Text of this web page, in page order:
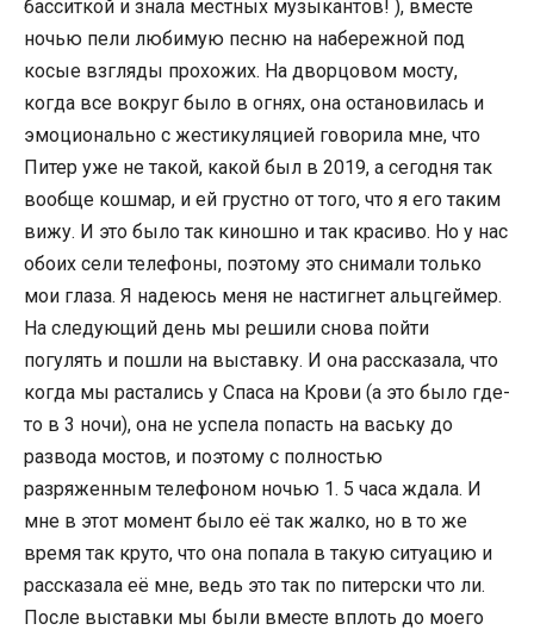
басситкой и знала местных музыкантов! ), вместе
ночью пели любимую песню на набережной под
косые взгляды прохожих. На дворцовом мосту,
когда все вокруг было в огнях, она остановилась и
эмоционально с жестикуляцией говорила мне, что
Питер уже не такой, какой был в 2019, а сегодня так
вообще кошмар, и ей грустно от того, что я его таким
вижу. И это было так киношно и так красиво. Но у нас
обоих сели телефоны, поэтому это снимали только
мои глаза. Я надеюсь меня не настигнет альцгеймер.
На следующий день мы решили снова пойти
погулять и пошли на выставку. И она рассказала, что
когда мы растались у Спаса на Крови (а это было где-
то в 3 ночи), она не успела попасть на ваську до
развода мостов, и поэтому с полностью
разряженным телефоном ночью 1. 5 часа ждала. И
мне в этот момент было её так жалко, но в то же
время так круто, что она попала в такую ситуацию и
рассказала её мне, ведь это так по питерски что ли.
После выставки мы были вместе вплоть до моего